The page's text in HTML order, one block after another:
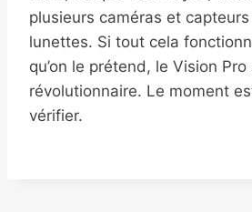
plusieurs caméras et
lunettes. Si tout cela
qu’on le prétend, le Vision
révolutionnaire. Le moment
vérifier.